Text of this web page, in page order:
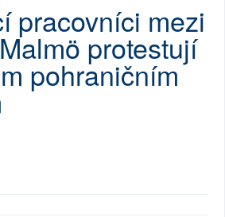
pracovníci mezi
protestují
pohraničním